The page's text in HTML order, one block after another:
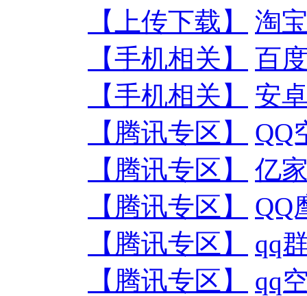
【上传下载】
淘
【手机相关】
百
【手机相关】
安
【腾讯专区】
QQ
【腾讯专区】
亿
【腾讯专区】
QQ
【腾讯专区】
qq
【腾讯专区】
qq